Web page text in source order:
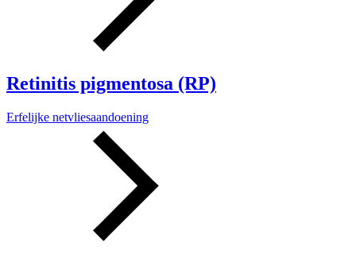
Retinitis pigmentosa (RP)
Erfelijke netvliesaandoening